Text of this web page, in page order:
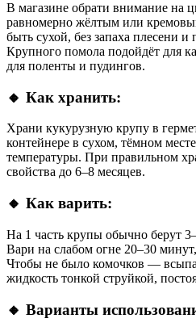
В магазине обрати внимание на
равномерно жёлтым или
быть сухой, без запаха плесени
Крупного помола подойдёт для
для поленты и пудингов.
🔸 Как хранить:
Храни кукурузную крупу в
контейнере в сухом, тёмном
температуры. При правильном
свойства до 6–8 месяцев.
🔸 Как варить:
На 1 часть крупы обычно берут
Вари на слабом огне 20–30
Чтобы не было комочков —
жидкость тонкой струйкой,
🔸 Варианты